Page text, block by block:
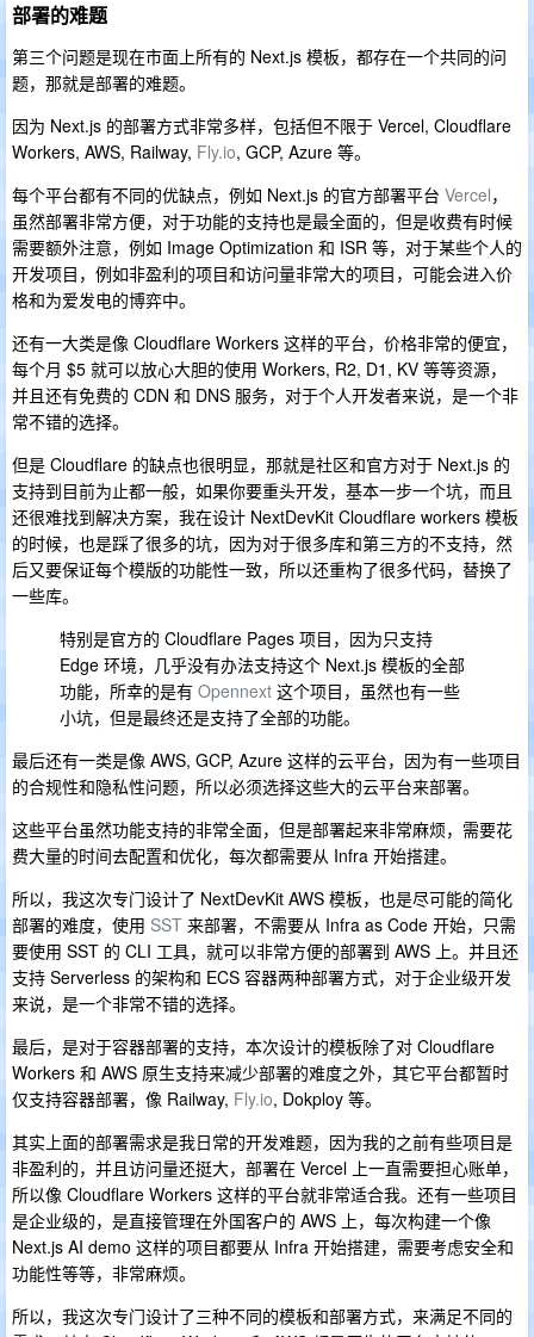
部署的难题
第三个问题是现在市面上所有的 Next.js 模板，都存在一个共同的问
题，那就是部署的难题。
因为 Next.js 的部署方式非常多样，包括但不限于 Vercel, Cloudflare
Workers, AWS, Railway, Fly.io, GCP, Azure 等。
每个平台都有不同的优缺点，例如 Next.js 的官方部署平台 Vercel，
虽然部署非常方便，对于功能的支持也是最全面的，但是收费有时候
需要额外注意，例如 Image Optimization 和 ISR 等，对于某些个人的
开发项目，例如非盈利的项目和访问量非常大的项目，可能会进入价
格和为爱发电的博弈中。
还有一大类是像 Cloudflare Workers 这样的平台，价格非常的便宜，
每个月 $5 就可以放心大胆的使用 Workers, R2, D1, KV 等等资源，
并且还有免费的 CDN 和 DNS 服务，对于个人开发者来说，是一个非
常不错的选择。
但是 Cloudflare 的缺点也很明显，那就是社区和官方对于 Next.js 的
支持到目前为止都一般，如果你要重头开发，基本一步一个坑，而且
还很难找到解决方案，我在设计 NextDevKit Cloudflare workers 模板
的时候，也是踩了很多的坑，因为对于很多库和第三方的不支持，然
后又要保证每个模版的功能性一致，所以还重构了很多代码，替换了
一些库。
特别是官方的 Cloudflare Pages 项目，因为只支持
Edge 环境，几乎没有办法支持这个 Next.js 模板的全部
功能，所幸的是有 Opennext 这个项目，虽然也有一些
小坑，但是最终还是支持了全部的功能。
最后还有一类是像 AWS, GCP, Azure 这样的云平台，因为有一些项目
的合规性和隐私性问题，所以必须选择这些大的云平台来部署。
这些平台虽然功能支持的非常全面，但是部署起来非常麻烦，需要花
费大量的时间去配置和优化，每次都需要从 Infra 开始搭建。
所以，我这次专门设计了 NextDevKit AWS 模板，也是尽可能的简化
部署的难度，使用 SST 来部署，不需要从 Infra as Code 开始，只需
要使用 SST 的 CLI 工具，就可以非常方便的部署到 AWS 上。并且还
支持 Serverless 的架构和 ECS 容器两种部署方式，对于企业级开发
来说，是一个非常不错的选择。
最后，是对于容器部署的支持，本次设计的模板除了对 Cloudflare
Workers 和 AWS 原生支持来减少部署的难度之外，其它平台都暂时
仅支持容器部署，像 Railway, Fly.io, Dokploy 等。
其实上面的部署需求是我日常的开发难题，因为我的之前有些项目是
非盈利的，并且访问量还挺大，部署在 Vercel 上一直需要担心账单，
所以像 Cloudflare Workers 这样的平台就非常适合我。还有一些项目
是企业级的，是直接管理在外国客户的 AWS 上，每次构建一个像
Next.js AI demo 这样的项目都要从 Infra 开始搭建，需要考虑安全和
功能性等等，非常麻烦。
所以，我这次专门设计了三种不同的模板和部署方式，来满足不同的